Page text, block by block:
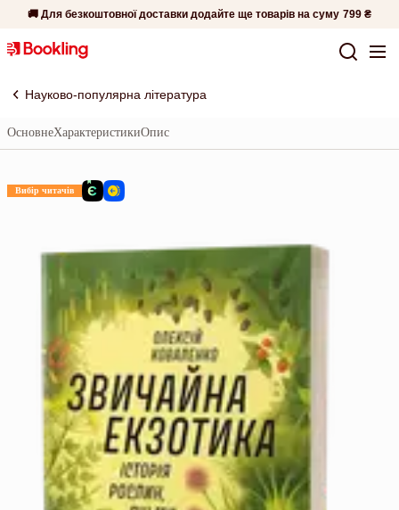
🚚 Для безкоштовної доставки додайте ще товарів на суму 799 ₴
Науково-популярна література
ОсновнеХарактеристикиОпис
Вибір читачів